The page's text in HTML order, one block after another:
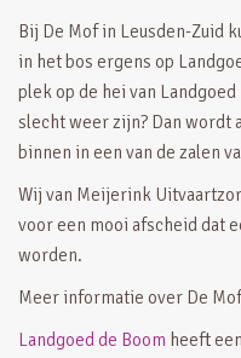
Bij De Mof in Leusden-Zuid
in het bos ergens op
plek op de hei van
slecht weer zijn? Dan
binnen in een van de zalen
Wij van Meijerink
voor een mooi afscheid dat
worden.
Meer informatie over De
Landgoed de Boom heeft